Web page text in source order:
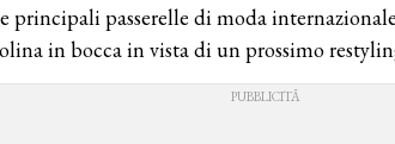
principali passerelle di moda
in bocca in vista di un prossimo